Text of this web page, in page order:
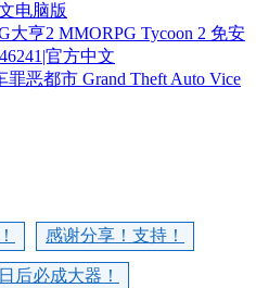
电脑版
大亨2 MMORPG Tycoon 2 免安
官方中文
恶都市 Grand Theft Auto Vice
感谢分享！支持！
后必成大器！